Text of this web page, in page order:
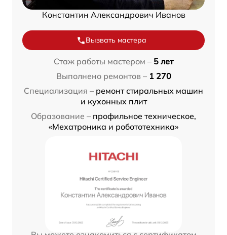
Константин Александрович Иванов
Вызвать мастера
Стаж работы мастером – 5 лет
Выполнено ремонтов – 1 270
Специализация – ремонт стиральных машин
и кухонных плит
Образование – профильное техническое,
«Мехатроника и робототехника»